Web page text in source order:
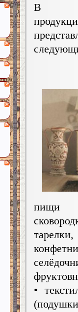
В
пищи
•